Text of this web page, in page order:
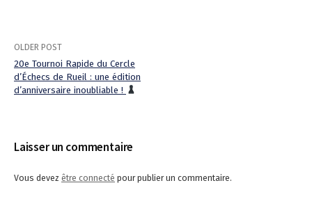
P
s
OLDER POST
20e Tournoi Rapide du Cercle
d’Échecs de Rueil : une édition
d’anniversaire inoubliable !
Laisser un commentaire
Vous devez être connecté pour publier un commentaire.